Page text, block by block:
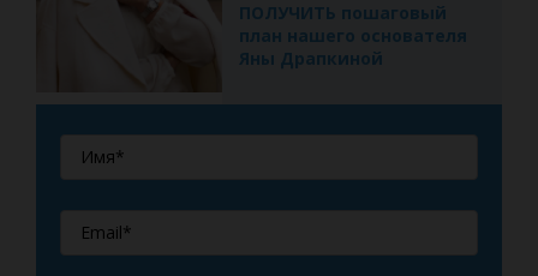
ПОЛУЧИТЬ пошаговый
план нашего основателя
Яны Драпкиной